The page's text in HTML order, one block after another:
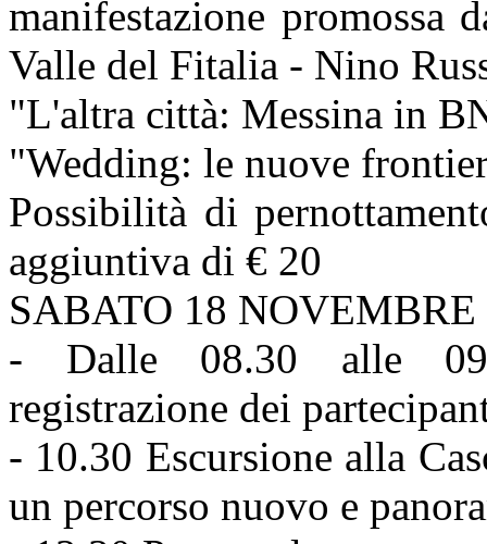
manifestazione promossa
Valle del Fitalia - Nino
"L'altra città: Messina in
"Wedding: le nuove
Possibilità di
aggiuntiva di € 20
SABATO 18 NOVEMBRE
- Dalle 08.30 alle
registrazione dei
- 10.30 Escursione alla
un percorso nuovo e